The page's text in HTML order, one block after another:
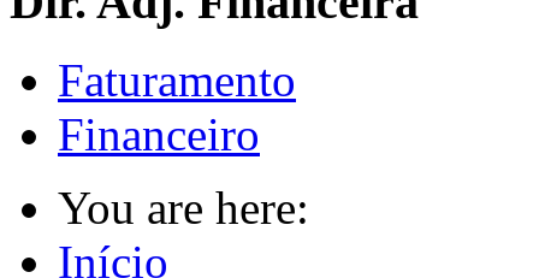
Faturamento
Financeiro
You are here:
Início